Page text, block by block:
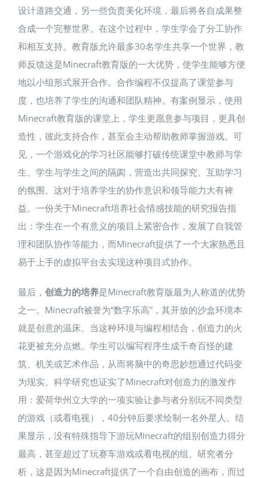
设计道路交通，另一些负责美化环境，最后将各自成果整
合成一个完整世界。在这个过程中，学生学会了分工协作
和相互支持。教育版允许最多30名学生共享一个世界，教
师反馈这是Minecraft教育版的一大优势，使学生能够方便
地以小组形式展开合作。合作编程不仅提高了课堂参与
度，也培养了学生的沟通和团队精神。有案例显示，使用
Minecraft教育版的课堂上，学生更愿意参与项目，更具创
造性，彼此支持合作，甚至会主动帮助教师掌握游戏。可
见，一个游戏化的学习社区能够打破传统课堂中教师与学
生、学生与学生之间的隔阂，营造出共同探究、互助学习
的氛围。这对于培养学生的协作意识和领导能力大有裨
益。一份关于Minecraft培养社会情感技能的研究报告指
出：学生在一个有意义的项目上紧密合作，发展了自我管
理和团队协作等能力，而Minecraft提供了一个大家熟悉且
易于上手的虚拟平台去实现这种项目式协作​。
最后， 创造力的培养是Minecraft教育版最为人称道的优势
之一。Minecraft被誉为“数字乐高”，其开放的沙盒环境本
就是创意的温床。当这种环境与编程相结合，创造力的火
花更被充分点燃。学生可以编写程序生成千奇百怪的建
筑、机关或艺术作品，从而将脑中的奇思妙想通过代码变
为现实。科学研究也证实了Minecraft对创造力的激发作
用：爱荷华州立大学的一项实验让参与者分别玩不同类型
的游戏（或看电视），40分钟后要求绘制一名外星人。结
果显示，没有特殊指导下游玩Minecraft的组别创造力得分
最高，甚至超过了玩赛车游戏或看电视的组​。研究者分
析，这是因为Minecraft提供了一个自由创造的画布，而过